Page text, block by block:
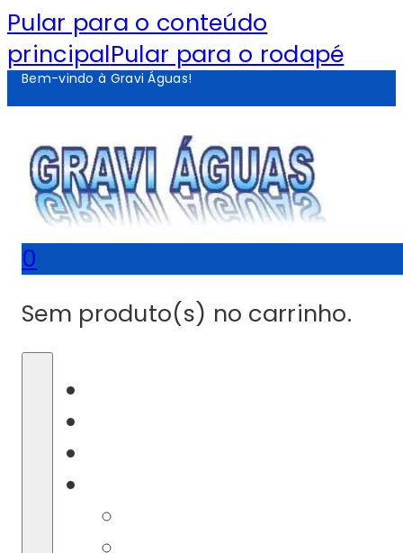
Pular para o conteúdo
principalPular para o rodapé
Bem-vindo à Gravi Águas!
0
Sem produto(s) no carrinho.